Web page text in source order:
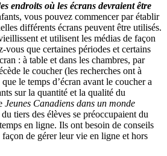
endroits où les écrans devraient être
vous pouvez commencer par établir
différents écrans peuvent être utilisés.
et utilisent les médias de façon
vous que certaines périodes et certains
: à table et dans les chambres, par
le coucher (les recherches ont à
le temps d’écran avant le coucher a
sur la quantité et la qualité du
Jeunes Canadiens dans un monde
tiers des élèves se préoccupaient du
en ligne. Ils ont besoin de conseils
de gérer leur vie en ligne et hors